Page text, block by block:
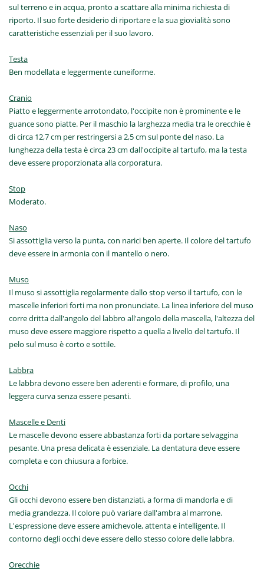
sul terreno e in acqua, pronto a scattare alla minima richiesta di
riporto. Il suo forte desiderio di riportare e la sua giovialità sono
caratteristiche essenziali per il suo lavoro.
Testa
Ben modellata e leggermente cuneiforme.
Cranio
Piatto e leggermente arrotondato, l'occipite non è prominente e le
guance sono piatte. Per il maschio la larghezza media tra le orecchie è
di circa 12,7 cm per restringersi a 2,5 cm sul ponte del naso. La
lunghezza della testa è circa 23 cm dall'occipite al tartufo, ma la testa
deve essere proporzionata alla corporatura.
Stop
Moderato.
Naso
Si assottiglia verso la punta, con narici ben aperte. Il colore del tartufo
deve essere in armonia con il mantello o nero.
Muso
Il muso si assottiglia regolarmente dallo stop verso il tartufo, con le
mascelle inferiori forti ma non pronunciate. La linea inferiore del muso
corre dritta dall'angolo del labbro all'angolo della mascella, l'altezza del
muso deve essere maggiore rispetto a quella a livello del tartufo. Il
pelo sul muso è corto e sottile.
Labbra
Le labbra devono essere ben aderenti e formare, di profilo, una
leggera curva senza essere pesanti.
Mascelle e Denti
Le mascelle devono essere abbastanza forti da portare selvaggina
pesante. Una presa delicata è essenziale. La dentatura deve essere
completa e con chiusura a forbice.
Occhi
Gli occhi devono essere ben distanziati, a forma di mandorla e di
media grandezza. Il colore può variare dall'ambra al marrone.
L'espressione deve essere amichevole, attenta e intelligente. Il
contorno degli occhi deve essere dello stesso colore delle labbra.
Orecchie